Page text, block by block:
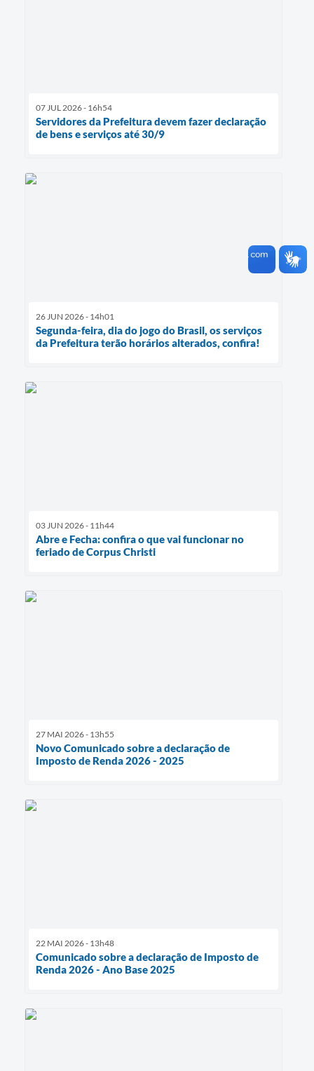
07 JUL 2026 - 16h54
Servidores da Prefeitura devem fazer declaração
de bens e serviços até 30/9
26 JUN 2026 - 14h01
Segunda-feira, dia do jogo do Brasil, os serviços
da Prefeitura terão horários alterados, confira!
03 JUN 2026 - 11h44
Abre e Fecha: confira o que vai funcionar no
feriado de Corpus Christi
27 MAI 2026 - 13h55
Novo Comunicado sobre a declaração de
Imposto de Renda 2026 - 2025
22 MAI 2026 - 13h48
Comunicado sobre a declaração de Imposto de
Renda 2026 - Ano Base 2025